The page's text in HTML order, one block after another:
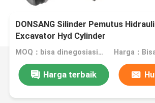
DONSANG Silinder Pemutus
Excavator Hyd Cylinder
MOQ：bisa dinegosiasikan
Harga terbaik